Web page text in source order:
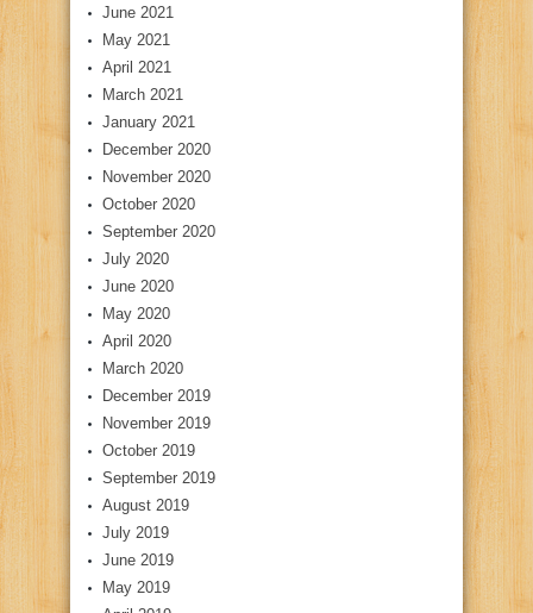
June 2021
May 2021
April 2021
March 2021
January 2021
December 2020
November 2020
October 2020
September 2020
July 2020
June 2020
May 2020
April 2020
March 2020
December 2019
November 2019
October 2019
September 2019
August 2019
July 2019
June 2019
May 2019